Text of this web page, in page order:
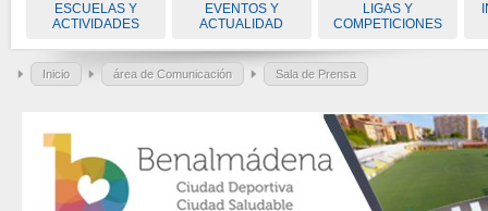
ESCUELAS Y
ACTIVIDADES
EVENTOS Y
ACTUALIDAD
LIGAS Y
COMPETICIONES
Inicio área de Comunicación Sala de Prensa